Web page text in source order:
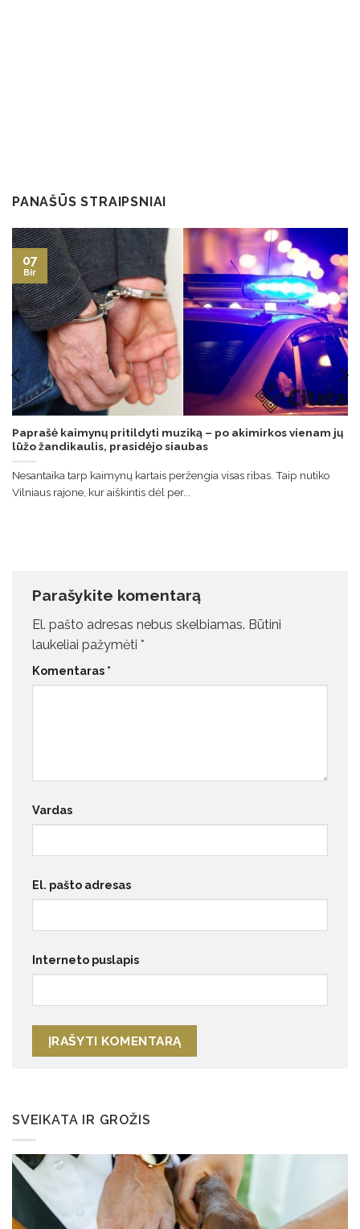
PANAŠŪS STRAIPSNIAI
Paprašė kaimynų pritildyti muziką – po akimirkos vienam jų
lūžo žandikaulis, prasidėjo siaubas
Nesantaika tarp kaimynų kartais peržengia visas ribas. Taip nutiko
Vilniaus rajone, kur aiškintis dėl per...
07
Bir
Parašykite komentarą
El. pašto adresas nebus skelbiamas. Būtini
laukeliai pažymėti *
Komentaras *
Vardas
El. pašto adresas
Interneto puslapis
SVEIKATA IR GROŽIS